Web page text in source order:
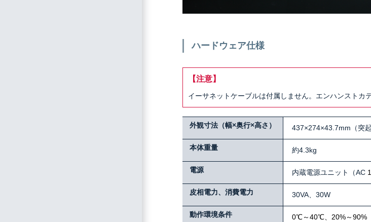
ハードウェア仕様
【注意】
イーサネットケーブルは付属しません。エンハンストカ
外観寸法（幅×奥行×高さ） 437×274×43.7mm（突起
本体重量 約4.3kg
電源 内蔵電源ユニット（AC
皮相電力、消費電力 30VA、30W
動作環境条件 0℃～40℃、20%～90%